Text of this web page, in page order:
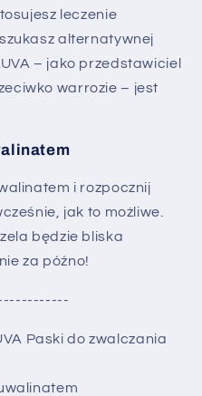
leczenie
alternatywnej
– jako przedstawiciel
warrozie – jest
i rozpocznij
jak to możliwe.
będzie bliska
za późno!
Paski do zwalczania